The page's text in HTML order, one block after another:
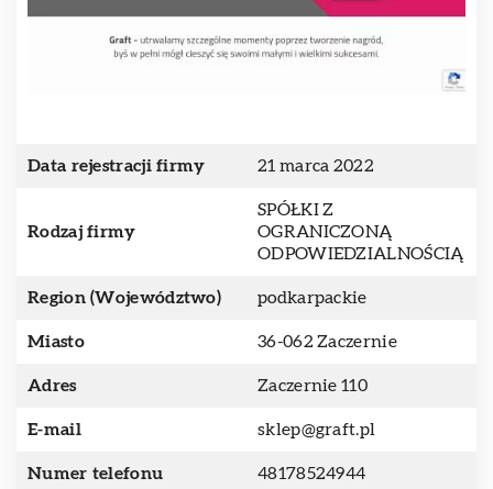
Data rejestracji firmy 21 marca 2022
Rodzaj firmy
SPÓŁKI Z
OGRANICZONĄ
ODPOWIEDZIALNOŚCIĄ
Region (Województwo) podkarpackie
Miasto 36-062 Zaczernie
Adres Zaczernie 110
E-mail sklep@graft.pl
Numer telefonu 48178524944